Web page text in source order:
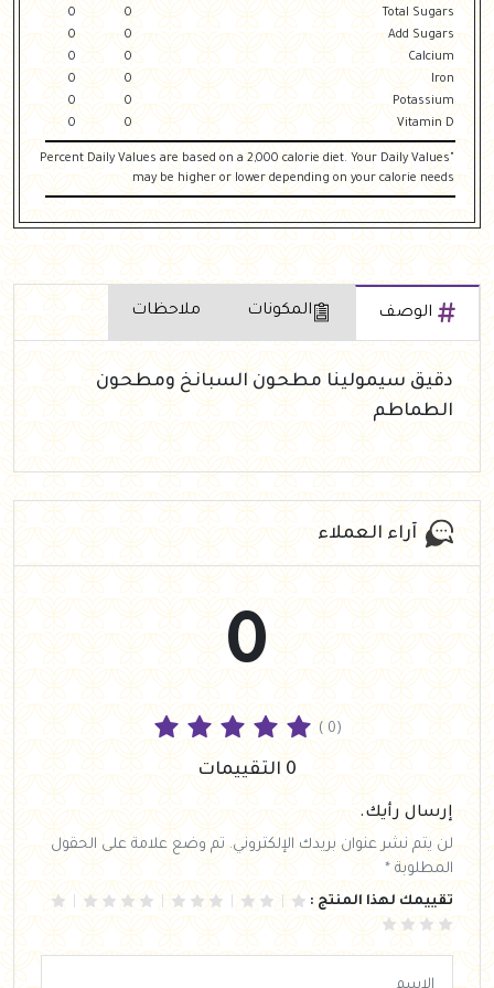
Total Sugars
0
0
Add Sugars
0
0
Calcium
0
0
Iron
0
0
Potassium
0
0
Vitamin D
0
0
"Percent Daily Values are based on a 2,000 calorie diet. Your Daily Values
may be higher or lower depending on your calorie needs
الوصف المكونات ملاحظات
دقيق سيمولينا مطحون السبانخ ومطحون
الطماطم
آراء العملاء
0
( 0)
0 التقييمات
إرسال رأيك.
لن يتم نشر عنوان بريدك الإلكتروني. تم وضع علامة على الحقول
المطلوبة *
تقييمك لهذا المنتج :